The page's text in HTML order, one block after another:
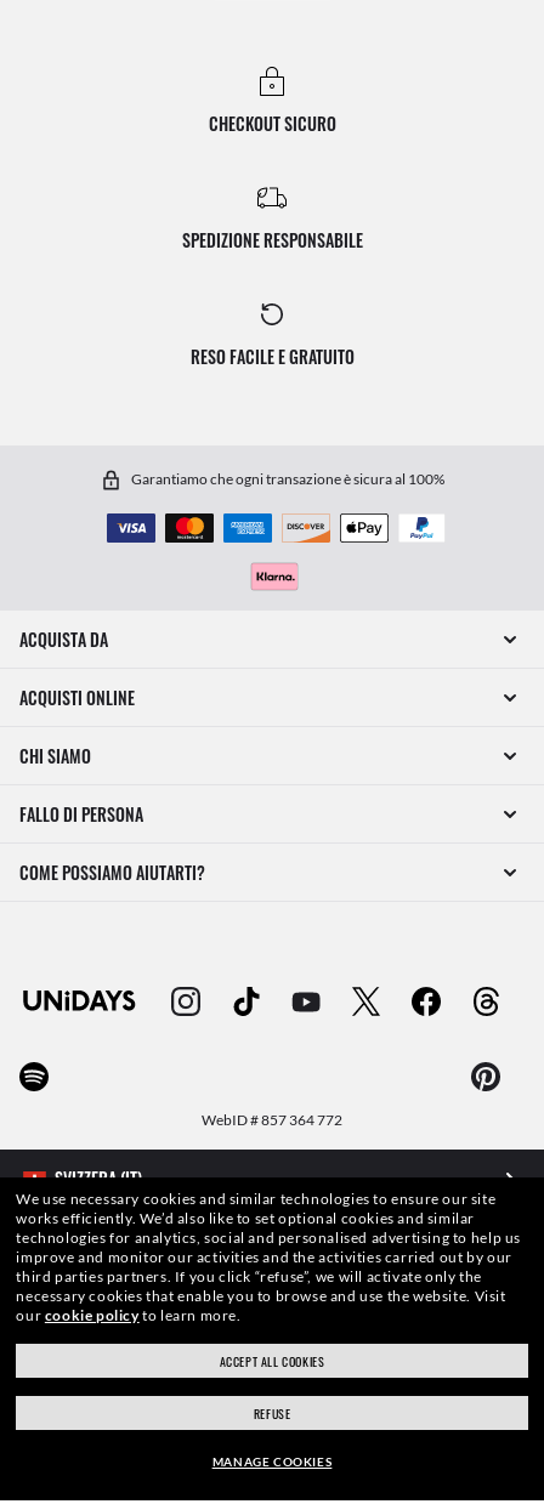
CHECKOUT SICURO
SPEDIZIONE RESPONSABILE
RESO FACILE E GRATUITO
Garantiamo che ogni transazione è sicura al 100%
ACQUISTA DA
ACQUISTI ONLINE
CHI SIAMO
FALLO DI PERSONA
COME POSSIAMO AIUTARTI?
WebID #857 364 772
AVVERTENZE E INFORMAZIONI DI SICUREZZA SUI PRODOTTI
INFORMATIVA SULLA PROTEZIONE DEI DATI PERSONALI
We use necessary cookies and similar technologies to ensure our site
works efficiently. We’d also like to set optional cookies and similar
technologies for analytics, social and personalised advertising to help us
improve and monitor our activities and the activities carried out by our
third parties partners. If you click “refuse”, we will activate only the
necessary cookies that enable you to browse and use the website. Visit
our cookie policyto learn more.
ACCEPT ALL COOKIES
REFUSE
MANAGE COOKIES